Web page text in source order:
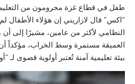
طفل في قطاع غزة محرومون من
“اكس” قال لازاريني إن هؤلاء الأطفال
النظامي لأكثر من عامين، مشيرًا إلى أن
العميقة مستمرة وسط الخراب، مؤكداً أن
بيئة تعليمية آمنة تُعتبر أولوية قصوى لـ